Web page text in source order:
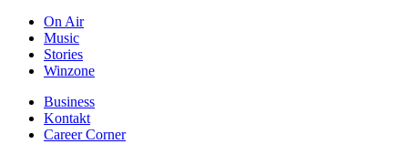
On Air
Music
Stories
Winzone
Business
Kontakt
Career Corner